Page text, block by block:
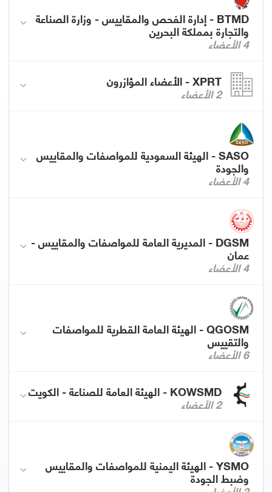
BTMD - إدارة الفحص والمقاييس - وزارة الصناعة
والتجارة بمملكة البحرين
4 الأعضاء
XPRT - الأعضاء المؤازرون
2 الأعضاء
SASO - الهيئة السعودية للمواصفات والمقاييس
والجودة
4 الأعضاء
DGSM - المديرية العامة للمواصفات والمقاييس -
عمان
4 الأعضاء
QGOSM - الهيئة العامة القطرية للمواصفات
والتقييس
6 الأعضاء
KOWSMD - الهيئة العامة للصناعة - الكويت
2 الأعضاء
YSMO - الهيئة اليمنية للمواصفات والمقاييس
وضبط الجودة